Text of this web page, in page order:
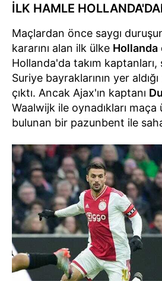
İLK HAMLE
Maçlardan önce saygı
kararını alan ilk ülke Hollanda
Hollanda'da takım kaptanları,
Suriye bayraklarının yer
çıktı. Ancak Ajax'ın kaptanı
Waalwijk ile oynadıkları
bulunan bir pazunbent ile